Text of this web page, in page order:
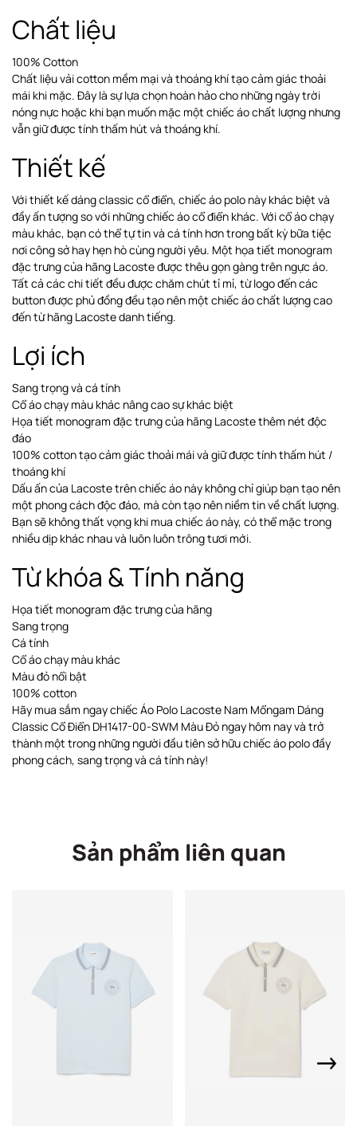
Chất liệu
100% Cotton
Chất liệu vải cotton mềm mại và thoáng khí tạo cảm giác thoải
mái khi mặc. Đây là sự lựa chọn hoàn hảo cho những ngày trời
nóng nực hoặc khi bạn muốn mặc một chiếc áo chất lượng nhưng
vẫn giữ được tính thấm hút và thoáng khí.
Thiết kế
Với thiết kế dáng classic cổ điển, chiếc áo polo này khác biệt và
đầy ấn tượng so với những chiếc áo cổ điển khác. Với cổ áo chạy
màu khác, bạn có thể tự tin và cá tính hơn trong bất kỳ bữa tiệc
nơi công sở hay hẹn hò cùng người yêu. Một họa tiết monogram
đặc trưng của hãng Lacoste được thêu gọn gàng trên ngực áo.
Tất cả các chi tiết đều được chăm chút tỉ mỉ, từ logo đến các
button được phủ đồng đều tạo nên một chiếc áo chất lượng cao
đến từ hãng Lacoste danh tiếng.
Lợi ích
Sang trọng và cá tính
Cổ áo chạy màu khác nâng cao sự khác biệt
Họa tiết monogram đặc trưng của hãng Lacoste thêm nét độc
đáo
100% cotton tạo cảm giác thoải mái và giữ được tính thấm hút /
thoáng khí
Dấu ấn của Lacoste trên chiếc áo này không chỉ giúp bạn tạo nên
một phong cách độc đáo, mà còn tạo nên niềm tin về chất lượng.
Bạn sẽ không thất vọng khi mua chiếc áo này, có thể mặc trong
nhiều dịp khác nhau và luôn luôn trông tươi mới.
Từ khóa & Tính năng
Họa tiết monogram đặc trưng của hãng
Sang trọng
Cá tính
Cổ áo chạy màu khác
Màu đỏ nổi bật
100% cotton
Hãy mua sắm ngay chiếc Áo Polo Lacoste Nam Mổngam Dáng
Classic Cổ Điển DH1417-00-SWM Màu Đỏ ngay hôm nay và trở
thành một trong những người đầu tiên sở hữu chiếc áo polo đầy
phong cách, sang trọng và cá tính này!
Sản phẩm liên quan